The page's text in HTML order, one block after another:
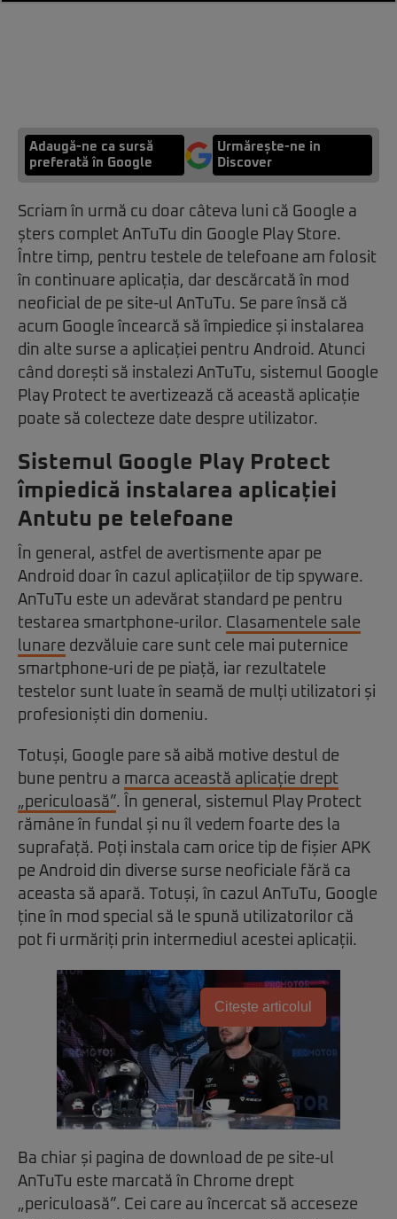
Adaugă-ne ca sursă
preferată în Google
Urmărește-ne in
Discover
Scriam în urmă cu doar câteva luni că Google a
șters complet AnTuTu din Google Play Store.
Între timp, pentru testele de telefoane am folosit
în continuare aplicația, dar descărcată în mod
neoficial de pe site-ul AnTuTu. Se pare însă că
acum Google încearcă să împiedice și instalarea
din alte surse a aplicației pentru Android. Atunci
când dorești să instalezi AnTuTu, sistemul Google
Play Protect te avertizează că această aplicație
poate să colecteze date despre utilizator.
Sistemul Google Play Protect
împiedică instalarea aplicației
Antutu pe telefoane
În general, astfel de avertismente apar pe
Android doar în cazul aplicațiilor de tip spyware.
AnTuTu este un adevărat standard pe pentru
testarea smartphone-urilor. Clasamentele sale
lunare dezvăluie care sunt cele mai puternice
smartphone-uri de pe piață, iar rezultatele
testelor sunt luate în seamă de mulți utilizatori și
profesioniști din domeniu.
Totuși, Google pare să aibă motive destul de
bune pentru a marca această aplicație drept
„periculoasă”. În general, sistemul Play Protect
rămâne în fundal și nu îl vedem foarte des la
suprafață. Poți instala cam orice tip de fișier APK
pe Android din diverse surse neoficiale fără ca
aceasta să apară. Totuși, în cazul AnTuTu, Google
ține în mod special să le spună utilizatorilor că
pot fi urmăriți prin intermediul acestei aplicații.
Citește articolul
Ba chiar și pagina de download de pe site-ul
AnTuTu este marcată în Chrome drept
„periculoasă”. Cei care au încercat să acceseze